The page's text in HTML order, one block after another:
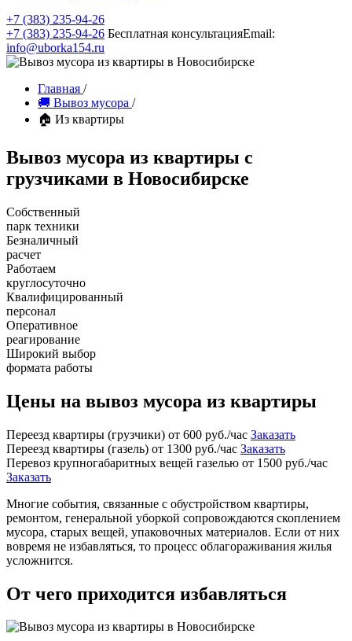
+7 (383) 235-94-26
+7 (383) 235-94-26 Бесплатная консультацияEmail:
info@uborka154.ru
Главная /
🚚 Вывоз мусора /
🏠 Из квартиры
Вывоз мусора из квартиры с
грузчиками в Новосибирске
Собственный
парк техники
Безналичный
расчет
Работаем
круглосуточно
Квалифицированный
персонал
Оперативное
реагирование
Широкий выбор
формата работы
Цены на вывоз мусора из квартиры
Переезд квартиры (грузчики) от 600 руб./час Заказать
Переезд квартиры (газель) от 1300 руб./час Заказать
Перевоз крупногабаритных вещей газелью от 1500 руб./час
Заказать
Многие события, связанные с обустройством квартиры,
ремонтом, генеральной уборкой сопровождаются скоплением
мусора, старых вещей, упаковочных материалов. Если от них
вовремя не избавляться, то процесс облагораживания жилья
усложнится.
От чего приходится избавляться